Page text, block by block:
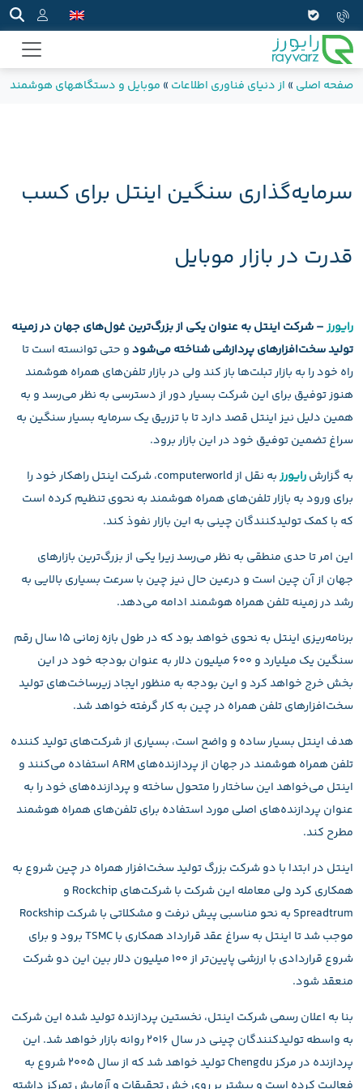
صفحه اصلی » از دنیای فناوری اطلاعات » موبایل و دستگاههای هوشمند
سرمایه‌گذاری سنگین اینتل برای کسب
قدرت در بازار موبایل
رایورز– شرکت اینتل به عنوان یکی از بزرگ‌ترین غول‌های جهان در زمینه
تولید سخت‌افزارهای پردازشی شناخته می‌شودو حتی توانسته است تا
راه خود را به بازار تبلت‌ها باز کند ولی در بازار تلفن‌های همراه هوشمند
هنوز توفیق برای این شرکت بسیار دور از دسترسی به نظر می‌رسد و به
همین دلیل نیز اینتل قصد دارد تا با تزریق یک سرمایه بسیار سنگین به
سراغ تضمین توفیق خود در این بازار برود.
به گزارشرایورز
به نقل از computerworld، شرکت اینتل راهکار خود را
برای ورود به بازار تلفن‌های همراه هوشمند به نحوی تنظیم کرده است
که با کمک تولید‌کنندگان چینی به این بازار نفوذ کند.
این امر تا حدی منطقی به نظر می‌رسد زیرا یکی از بزرگ‌ترین بازارهای
جهان از آن چین است و درعین حال نیز چین با سرعت بسیاری بالایی به
رشد در زمینه تلفن همراه هوشمند ادامه می‌دهد.
برنامه‌ریزی اینتل به نحوی خواهد بود که در طول بازه زمانی ۱۵ سال رقم
سنگین یک میلیارد و ۶۰۰ میلیون دلار به عنوان بودجه خود در این
بخش خرج خواهد کرد و این بودجه به منظور ایجاد زیرساخت‌های تولید
سخت‌افزارهای تلفن‌ همراه در چین به کار گرفته خواهد شد.
هدف اینتل بسیار ساده و واضح است، بسیاری از شرکت‌های تولید کننده
تلفن همراه هوشمند در جهان از پردازنده‌های ARM استفاده می‌کنند و
اینتل می‌خواهد این ساختار را متحول ساخته و پردازنده‌های خود را به
‌عنوان پردازنده‌های اصلی مورد استفاده برای تلفن‌های همراه هوشمند
مطرح کند.
اینتل در ابتدا با دو شرکت بزرگ تولید سخت‌افزار همراه در چین شروع به
همکاری کرد ولی معامله این شرکت با شرکت‌های Rockchip و
Spreadtrum به نحو مناسبی پیش نرفت و مشکلاتی با شرکت Rockship
موجب شد تا اینتل به سراغ عقد قرارداد همکاری با TSMC برود و برای
شروع قراردادی با ارزشی پایین‌تر از ۱۰۰ میلیون دلار بین این دو شرکت
منعقد شود.
بنا به اعلان رسمی شرکت اینتل، نخستین پردازنده تولید شده این شرکت
به واسطه تولیدکنندگان چینی در سال ۲۰۱۶ روانه بازار خواهد شد. این
پردازنده در مرکز Chengdu تولید خواهد شد که از سال ۲۰۰۵ شروع به